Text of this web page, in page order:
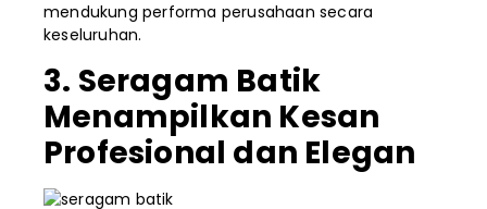
mendukung performa perusahaan secara
keseluruhan.
3. Seragam Batik
Menampilkan Kesan
Profesional dan Elegan